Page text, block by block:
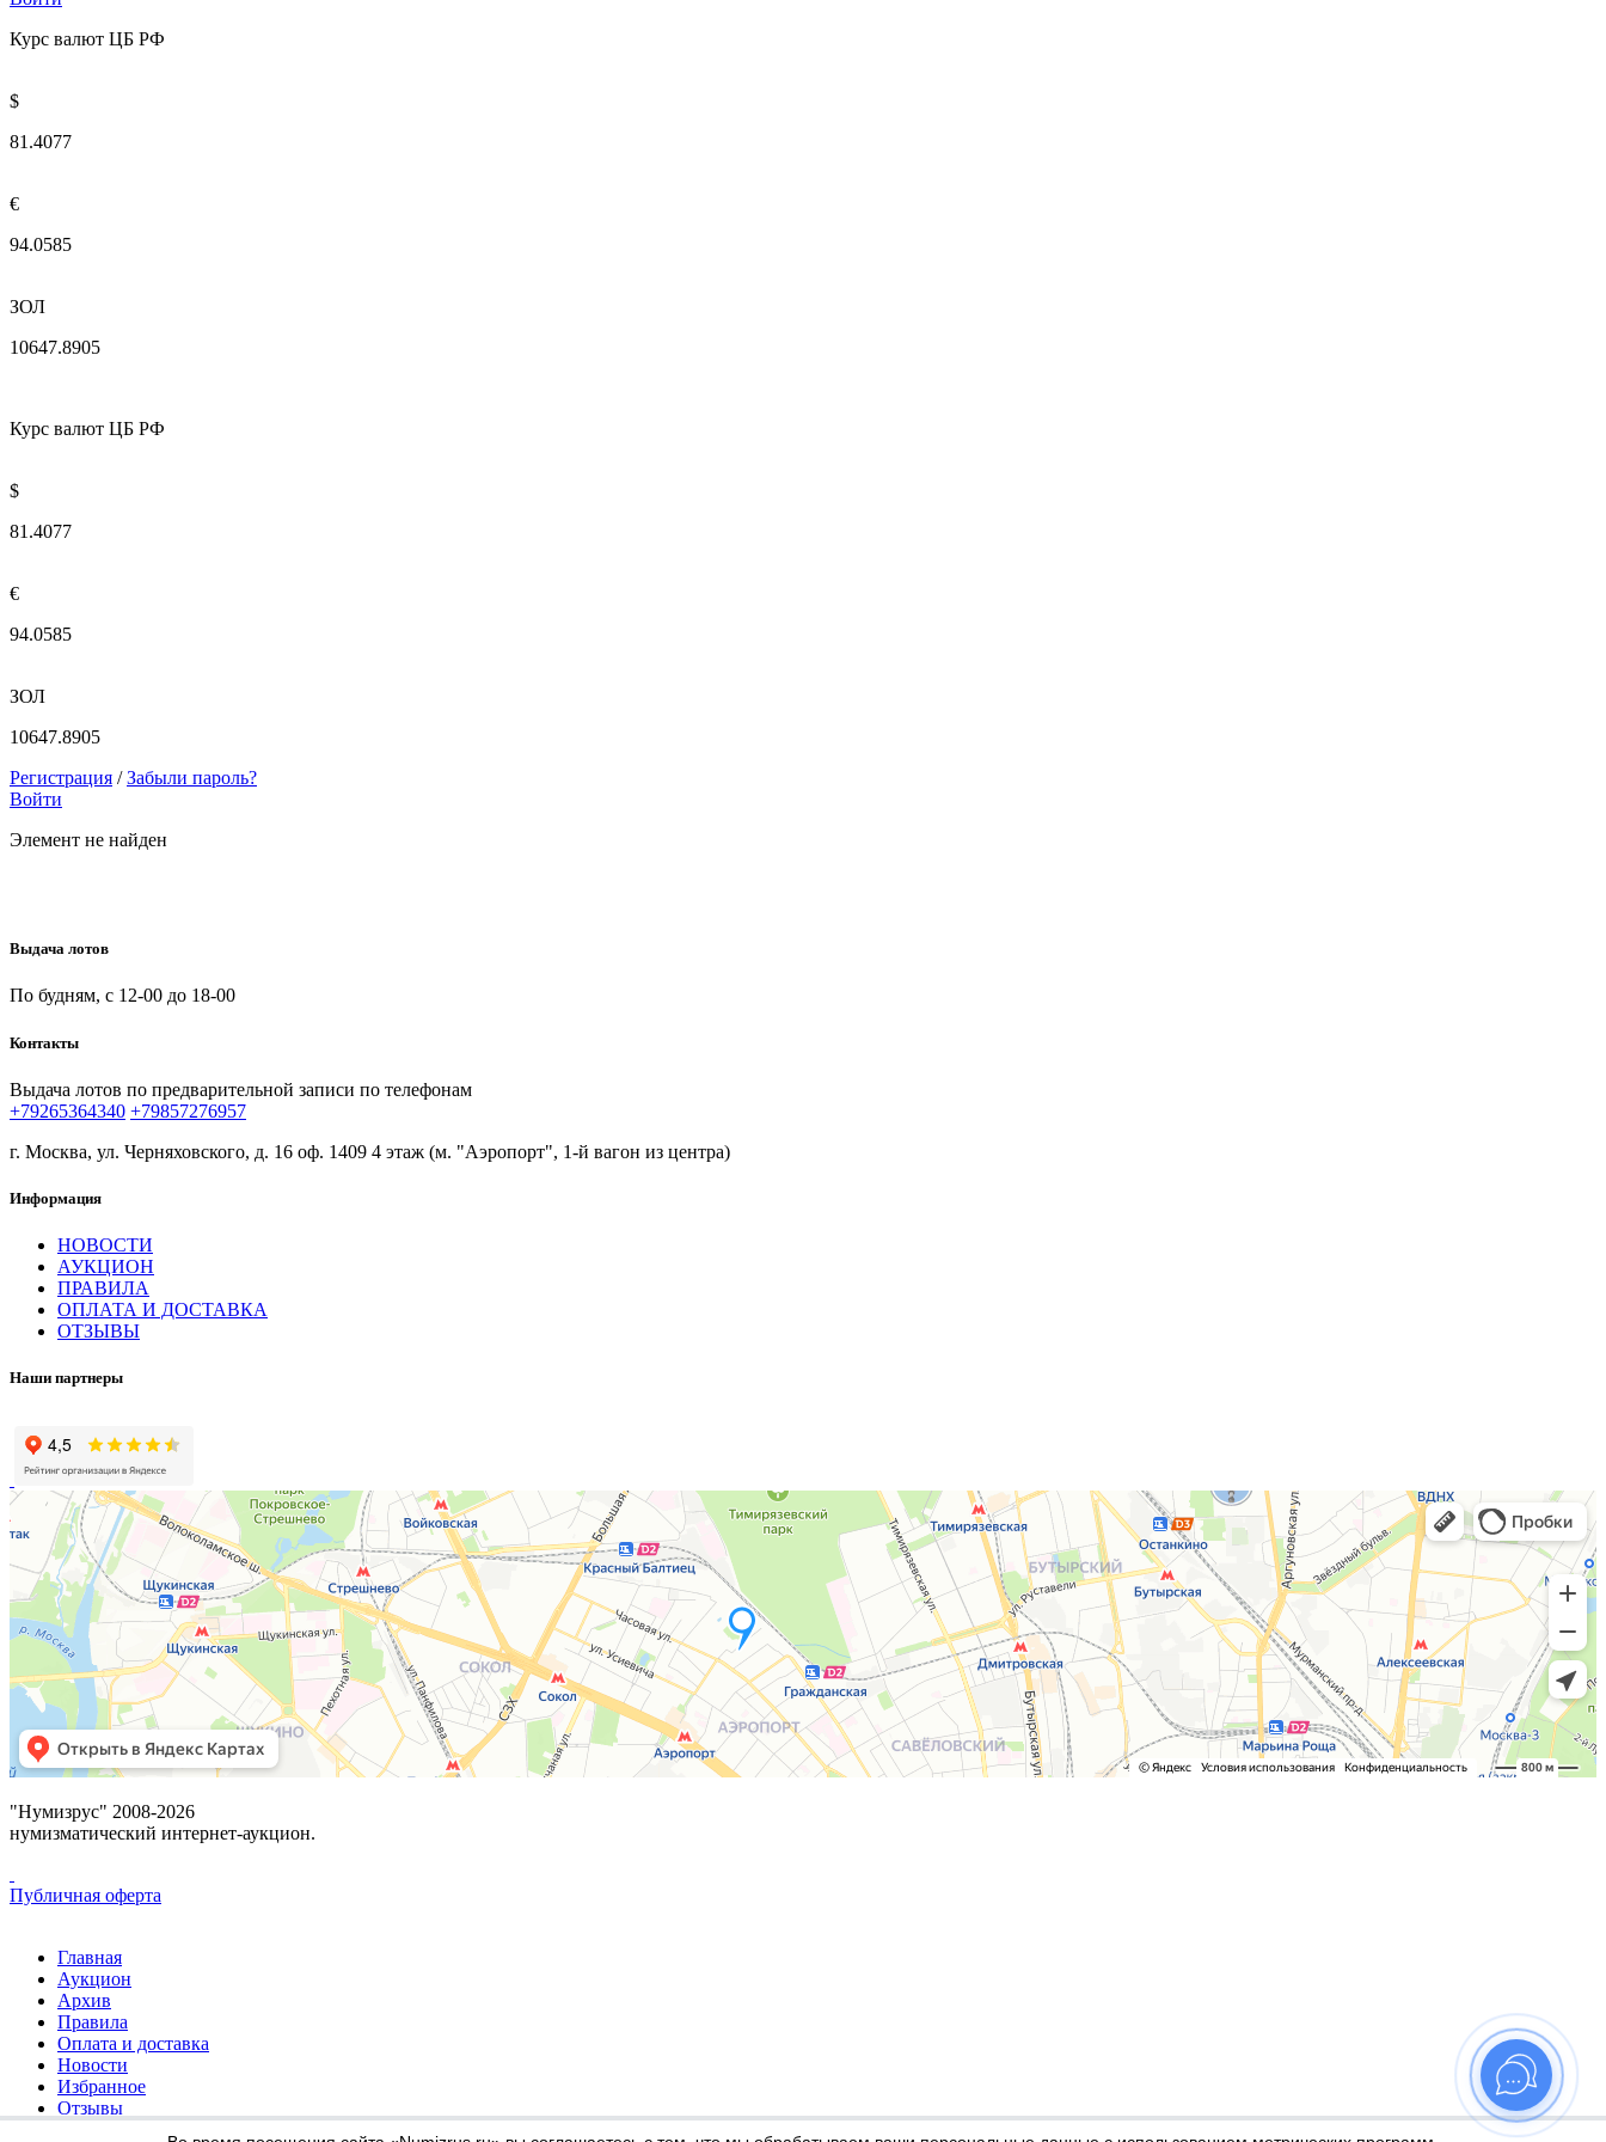
Курс валют ЦБ РФ
$
81.4077
€
94.0585
ЗОЛ
10647.8905
Курс валют ЦБ РФ
$
81.4077
€
94.0585
ЗОЛ
10647.8905
Регистрация / Забыли пароль?
Войти
Элемент не найден
Выдача лотов
По будням, с 12-00 до 18-00
Контакты
Выдача лотов по предварительной записи по телефонам
+79265364340 +79857276957
г. Москва, ул. Черняховского, д. 16 оф. 1409 4 этаж (м. "Аэропорт", 1-й вагон из центра)
Информация
НОВОСТИ
АУКЦИОН
ПРАВИЛА
ОПЛАТА И ДОСТАВКА
ОТЗЫВЫ
Наши партнеры
"Нумизрус" 2008-2026
нумизматический интернет-аукцион.
Публичная оферта
Главная
Аукцион
Архив
Правила
Оплата и доставка
Новости
Избранное
Отзывы